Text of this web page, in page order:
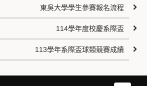
東吳大學學生參賽報名流程
114學年度校慶系際盃
113學年系際盃球類競賽成績